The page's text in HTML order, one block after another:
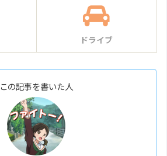
ドライブ
この記事を書いた人